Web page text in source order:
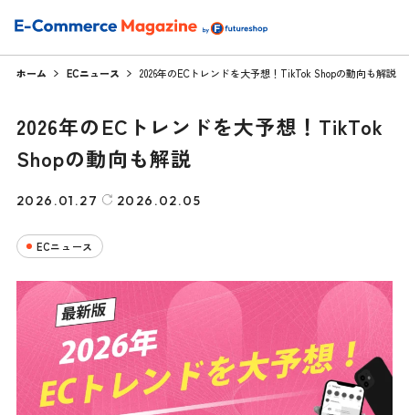
ホーム ECニュース 2026年のECトレンドを大予想！TikTok Shopの動向も解説
2026年のECトレンドを大予想！TikTok
Shopの動向も解説
2026.01.27 2026.02.05
ECニュース